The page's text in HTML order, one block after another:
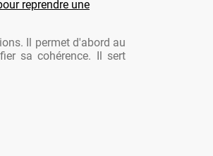
reprendre une
Il permet d'abord au
sa cohérence. Il sert